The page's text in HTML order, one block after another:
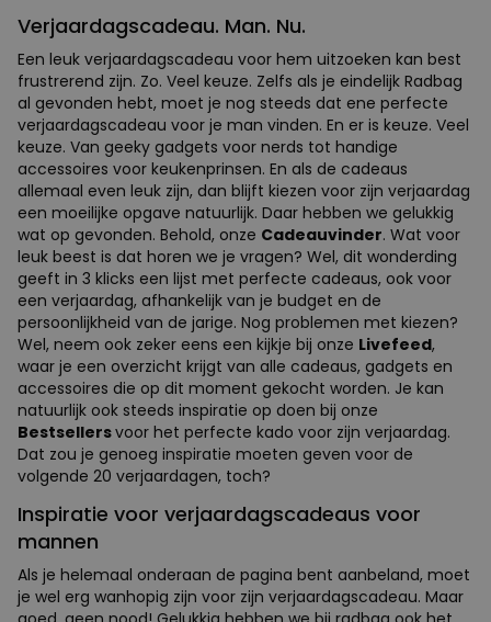
Verjaardagscadeau. Man. Nu.
Een leuk verjaardagscadeau voor hem uitzoeken kan best
frustrerend zijn. Zo. Veel keuze. Zelfs als je eindelijk Radbag
al gevonden hebt, moet je nog steeds dat ene perfecte
verjaardagscadeau voor je man vinden. En er is keuze. Veel
keuze. Van geeky gadgets voor nerds tot handige
accessoires voor keukenprinsen. En als de cadeaus
allemaal even leuk zijn, dan blijft kiezen voor zijn verjaardag
een moeilijke opgave natuurlijk. Daar hebben we gelukkig
wat op gevonden. Behold, onze Cadeauvinder. Wat voor
leuk beest is dat horen we je vragen? Wel, dit wonderding
geeft in 3 klicks een lijst met perfecte cadeaus, ook voor
een verjaardag, afhankelijk van je budget en de
persoonlijkheid van de jarige. Nog problemen met kiezen?
Wel, neem ook zeker eens een kijkje bij onze Livefeed,
waar je een overzicht krijgt van alle cadeaus, gadgets en
accessoires die op dit moment gekocht worden. Je kan
natuurlijk ook steeds inspiratie op doen bij onze
Bestsellersvoor het perfecte kado voor zijn verjaardag.
Dat zou je genoeg inspiratie moeten geven voor de
volgende 20 verjaardagen, toch?
Inspiratie voor verjaardagscadeaus voor
mannen
Als je helemaal onderaan de pagina bent aanbeland, moet
je wel erg wanhopig zijn voor zijn verjaardagscadeau. Maar